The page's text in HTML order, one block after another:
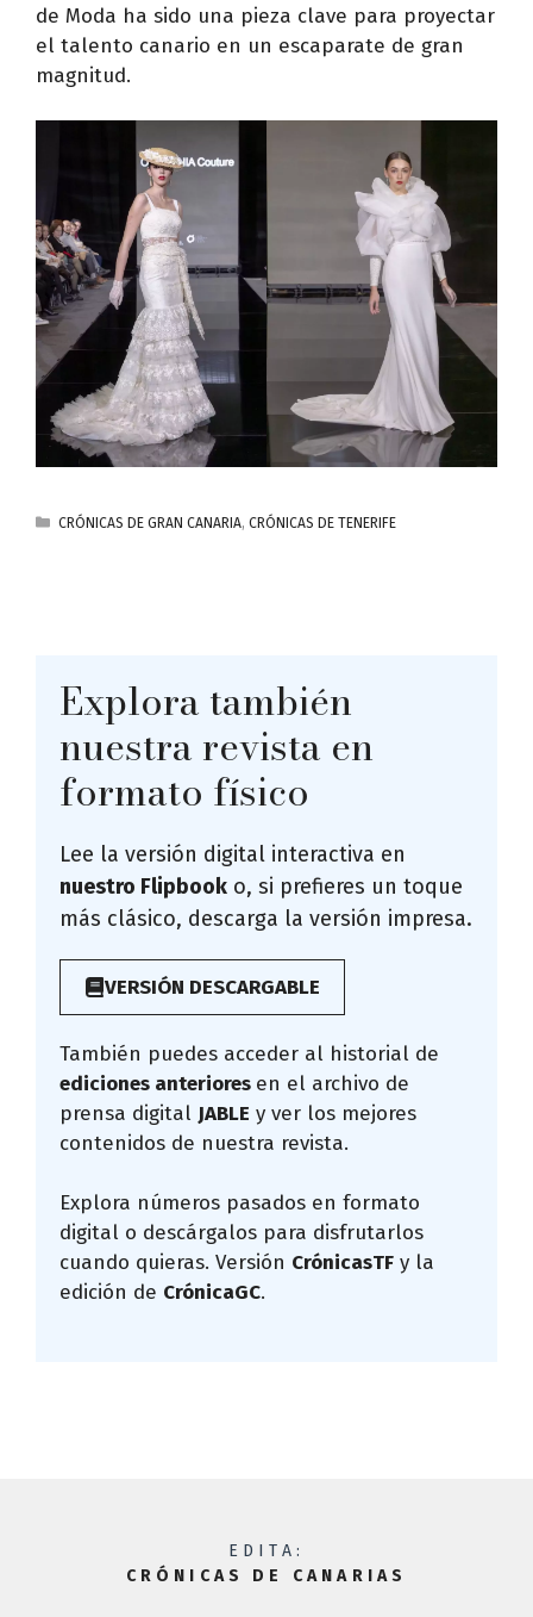
de Moda ha sido una pieza clave para proyectar
el talento canario en un escaparate de gran
magnitud.
CATEGORÍAS
CRÓNICAS DE GRAN CANARIA,CRÓNICAS DE TENERIFE
Explora también
nuestra revista en
formato físico
Lee la versión digital interactiva en
nuestro Flipbook o, si prefieres un toque
más clásico, descarga la versión impresa.
VERSIÓN DESCARGABLE
También puedes acceder al historial de
ediciones anteriores en el archivo de
prensa digital JABLE y ver los mejores
contenidos de nuestra revista.
Explora números pasados en formato
digital o descárgalos para disfrutarlos
cuando quieras. Versión CrónicasTF y la
edición de CrónicaGC.
EDITA:
CRÓNICAS DE CANARIAS